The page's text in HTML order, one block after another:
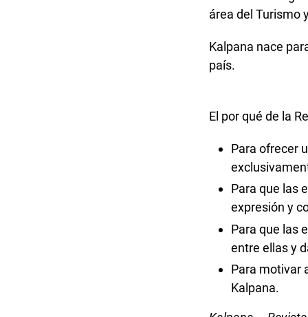
área del Turismo
Kalpana nace
país.
El por qué de la
Para ofrecer
Para que las
expresión y
Para que las
entre ellas y
Para motivar
Kalpana.